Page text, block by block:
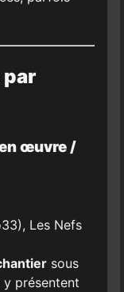
œuvre /
Les Nefs
sous
y présentent